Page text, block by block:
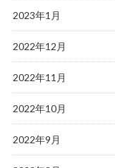
2023年1月
2022年12月
2022年11月
2022年10月
2022年9月